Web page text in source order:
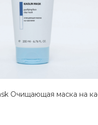
Очищающая маска на